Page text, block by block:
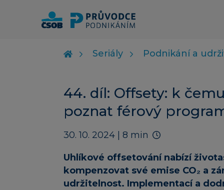
Seriály Podnikání a
44. díl: Offsety: k
poznat férový
30. 10. 2024 | 8 min
Uhlíkové offsetování nabízí
kompenzovat své emise CO₂ a
udržitelnost. Implementací a